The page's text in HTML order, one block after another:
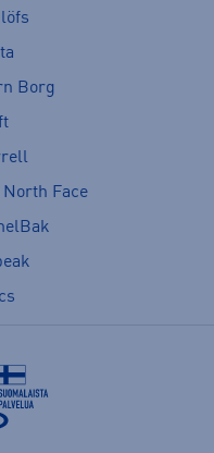
Borg
North Face